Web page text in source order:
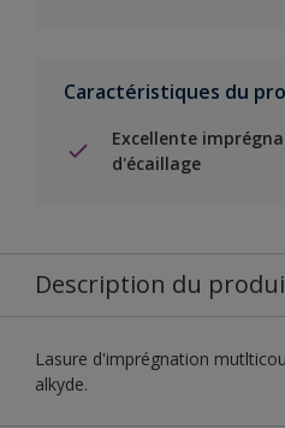
Caractéristiques du
Excellente
d'écaillage
Description du
Lasure d'imprégnation
alkyde.